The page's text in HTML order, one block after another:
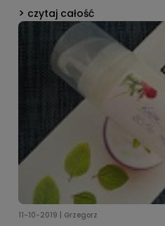
przywracają skórze promienny,
tym przygotowałem dla Was
znajdziecie aż 4 witaminy. Krem
rodzaju skóry, zadba zarówno o
czytaj całość
11-10-2019 | Grzegorz